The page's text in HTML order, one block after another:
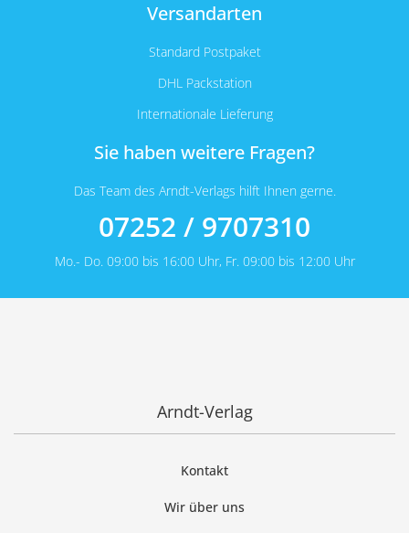
Versandarten
Standard Postpaket
DHL Packstation
Internationale Lieferung
Sie haben weitere Fragen?
Das Team des Arndt-Verlags hilft Ihnen gerne.
07252 / 9707310
Mo.- Do. 09:00 bis 16:00 Uhr, Fr. 09:00 bis 12:00 Uhr
Arndt-Verlag
Kontakt
Wir über uns